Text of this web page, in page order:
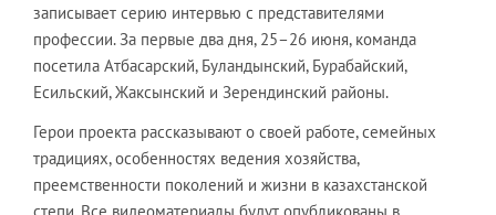
записывает серию интервью с представителями
профессии. За первые два дня, 25–26 июня, команда
посетила Атбасарский, Буландынский, Бурабайский,
Есильский, Жаксынский и Зерендинский районы.
Герои проекта рассказывают о своей работе, семейных
традициях, особенностях ведения хозяйства,
преемственности поколений и жизни в казахстанской